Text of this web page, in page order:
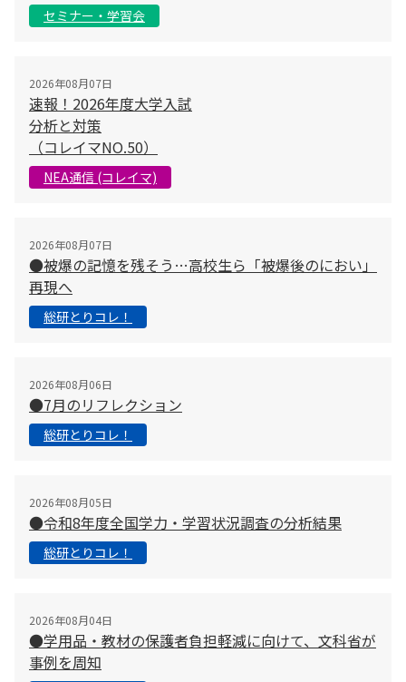
セミナー・学習会
2026年08月07日
速報！2026年度大学入試
分析と対策
（コレイマNO.50）
NEA通信 (コレイマ)
2026年08月07日
●被爆の記憶を残そう…高校生ら「被爆後のにおい」
再現へ
総研とりコレ！
2026年08月06日
●7月のリフレクション
総研とりコレ！
2026年08月05日
●令和8年度全国学力・学習状況調査の分析結果
総研とりコレ！
2026年08月04日
●学用品・教材の保護者負担軽減に向けて、文科省が
事例を周知